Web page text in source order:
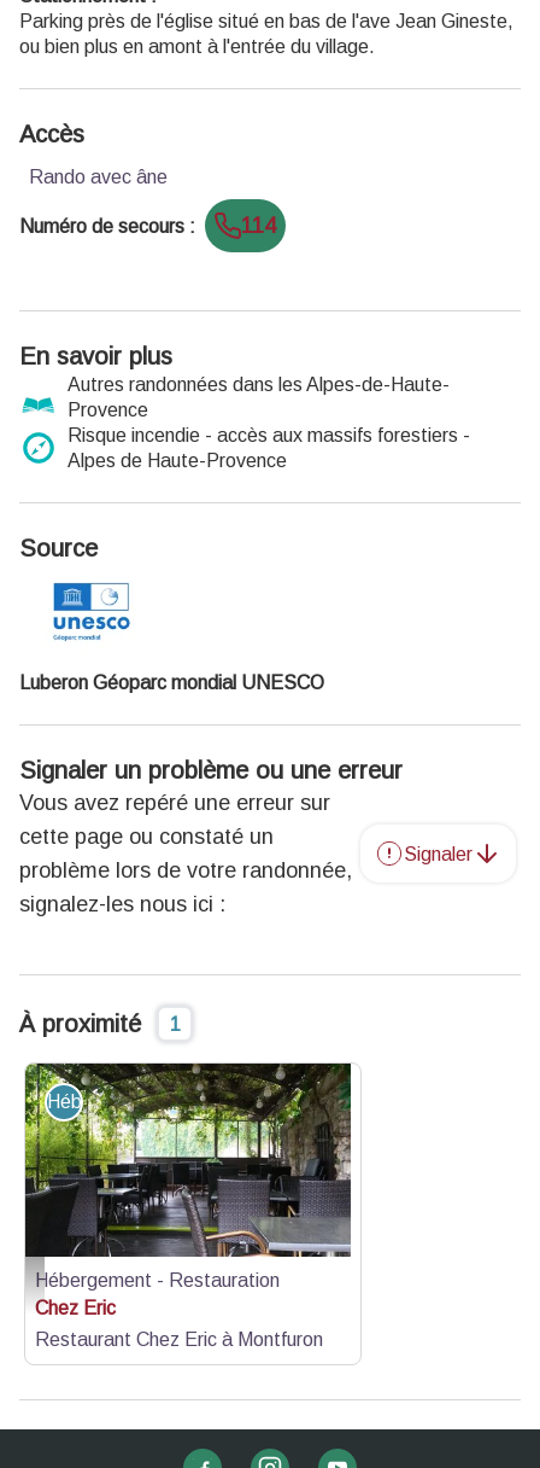
Parking près de l'église situé en bas de l'ave Jean Gineste,
ou bien plus en amont à l'entrée du village.
Accès
Rando avec âne
Numéro de secours : 114
En savoir plus
Autres randonnées dans les Alpes-de-Haute-
Provence
Risque incendie - accès aux massifs forestiers -
Alpes de Haute-Provence
Source
Luberon Géoparc mondial UNESCO
Signaler un problème ou une erreur
Vous avez repéré une erreur sur
cette page ou constaté un
problème lors de votre randonnée,
signalez-les nous ici :
Signaler
À proximité 1
Terrasse - OTC DLVA
Hébergement - Restauration
Hébergement - Restauration
Chez Eric
Restaurant Chez Eric à Montfuron